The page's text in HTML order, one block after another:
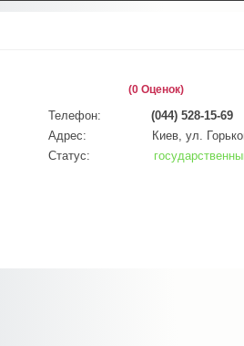
(0 Оценок)
Телефон:
(044) 528-15-69
Адрес:
Киев, ул.
Статус: